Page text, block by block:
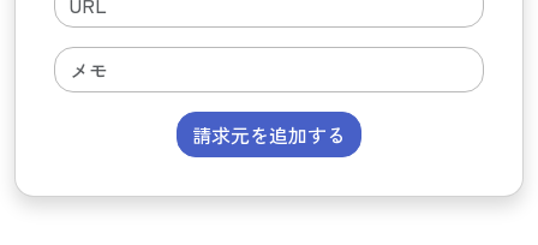
請求元を追加する